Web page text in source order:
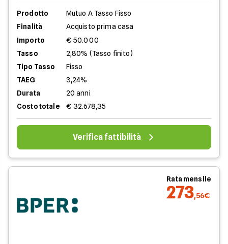
Prodotto
Mutuo A Tasso Fisso
Finalità
Acquisto prima casa
Importo
€ 50.000
Tasso
2,80% (Tasso finito)
Tipo Tasso
Fisso
TAEG
3,24%
Durata
20 anni
Costo totale
€ 32.678,35
Verifica fattibilità
Rata mensile
273,56€